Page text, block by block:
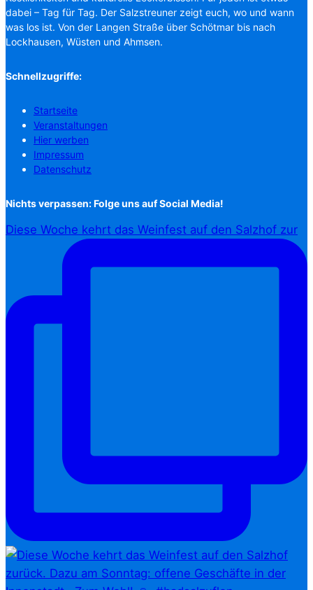
dabei – Tag für Tag. Der Salzstreuner zeigt euch, wo und wann
was los ist. Von der Langen Straße über Schötmar bis nach
Lockhausen, Wüsten und Ahmsen.
Schnellzugriffe:
Startseite
Veranstaltungen
Hier werben
Impressum
Datenschutz
Nichts verpassen: Folge uns auf Social Media!
Diese Woche kehrt das Weinfest auf den Salzhof zur